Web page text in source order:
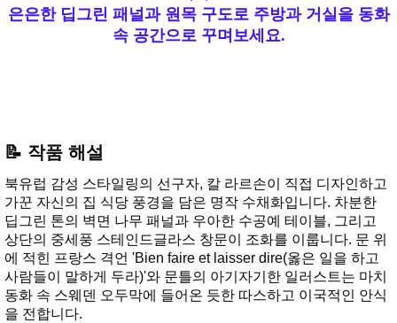
은은한 딥그린 패널과 원목 구도로 주방과 거실을 동화
속 공간으로 꾸며보세요.
📝 작품 해설
북유럽 감성 스타일링의 선구자, 칼 라르손이 직접 디자인하고
가꾼 자신의 집 식당 풍경을 담은 명작 수채화입니다. 차분한
딥그린 톤의 벽면 나무 패널과 우아한 수공예 테이블, 그리고
상단의 중세풍 스테인드글라스 창문이 조화를 이룹니다. 문 위
에 적힌 프랑스 격언 'Bien faire et laisser dire(옳은 일을 하고
사람들이 말하게 두라)'와 문틀의 아기자기한 일러스트는 마치
동화 속 스웨덴 오두막에 들어온 듯한 따스하고 이국적인 안식
을 전합니다.